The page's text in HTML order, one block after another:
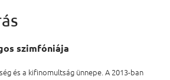
szimfóniája
és a kifinomultság ünnepe. A 2013-ban